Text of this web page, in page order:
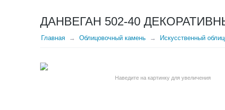
ДАНВЕГАН 502-40
Главная Облицовочный камень Искусственный
Наведите на картинку для увеличения